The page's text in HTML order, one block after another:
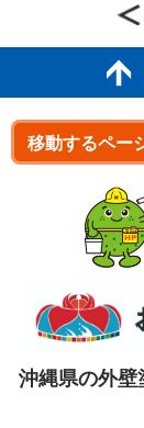
沖縄県の外壁